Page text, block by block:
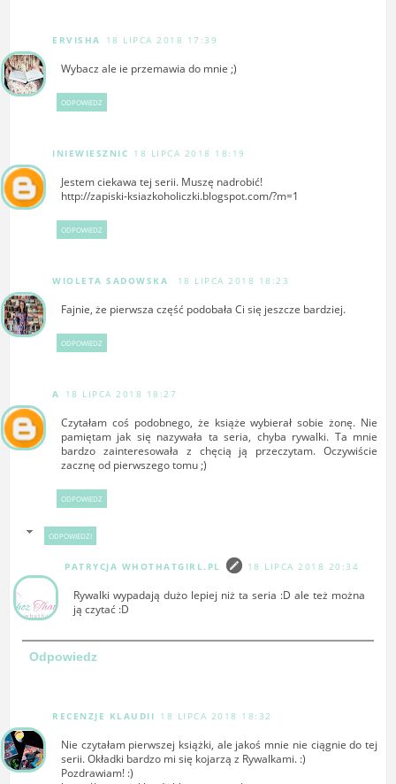
ERVISHA 18 LIPCA 2018 17:39
Wybacz ale ie przemawia do mnie ;)
ODPOWIEDZ
INIEWIESZNIC 18 LIPCA 2018 18:19
Jestem ciekawa tej serii. Muszę nadrobić!
http://zapiski-ksiazkoholiczki.blogspot.com/?m=1
ODPOWIEDZ
WIOLETA SADOWSKA 18 LIPCA 2018 18:23
Fajnie, że pierwsza część podobała Ci się jeszcze bardziej.
ODPOWIEDZ
A 18 LIPCA 2018 18:27
Czytałam coś podobnego, że książe wybierał sobie żonę. Nie
pamiętam jak się nazywała ta seria, chyba rywalki. Ta mnie
bardzo zainteresowała z chęcią ją przeczytam. Oczywiście
zacznę od pierwszego tomu ;)
ODPOWIEDZ
ODPOWIEDZI
PATRYCJA WHOTHATGIRL.PL 18 LIPCA 2018 20:34
Rywalki wypadają dużo lepiej niż ta seria :D ale też można
ją czytać :D
Odpowiedz
RECENZJE KLAUDII 18 LIPCA 2018 18:32
Nie czytałam pierwszej książki, ale jakoś mnie nie ciągnie do tej
serii. Okładki bardzo mi się kojarzą z Rywalkami. :)
Pozdrawiam! :)